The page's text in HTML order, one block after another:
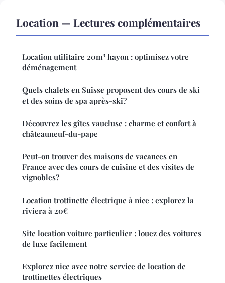
Location — Lectures complémentaires
Location utilitaire 20m³ hayon : optimisez votre
déménagement
Quels chalets en Suisse proposent des cours de ski
et des soins de spa après-ski?
Découvrez les gîtes vaucluse : charme et confort à
châteauneuf-du-pape
Peut-on trouver des maisons de vacances en
France avec des cours de cuisine et des visites de
vignobles?
Location trottinette électrique à nice : explorez la
riviera à 20€
Site location voiture particulier : louez des voitures
de luxe facilement
Explorez nice avec notre service de location de
trottinettes électriques